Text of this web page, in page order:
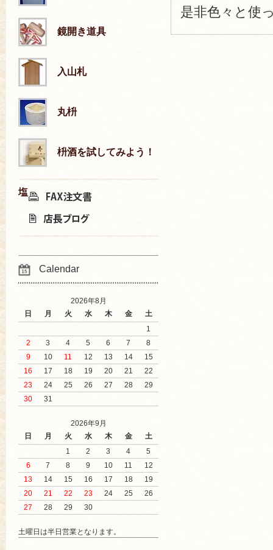
是非色々と使
鏡開き道具
入山札
丸枡
枡酒を試してみよう！
塩
Calendar
2026年8月
日
月 火 水 木 金
土
1
2
3 4 5 6 7
8
9
10 11 12 13 14
15
16
17 18 19 20 21
22
23
24 25 26 27 28
29
30
31
2026年9月
日
月 火 水 木 金
土
1
2 3 4
5
6
7 8 9 10 11
12
13
14 15 16 17 18
19
20
21 22 23 24 25
26
27
28 29 30
土曜日は半日営業となります。